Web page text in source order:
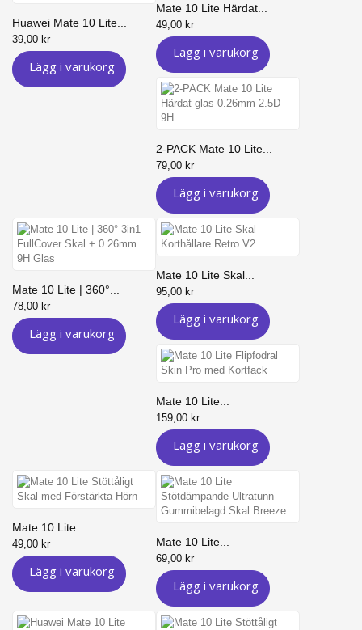
Huawei Mate 10 Lite...
39,00 kr
Lägg i varukorg
Mate 10 Lite Härdat...
49,00 kr
Lägg i varukorg
2-PACK Mate 10 Lite...
79,00 kr
Lägg i varukorg
Mate 10 Lite | 360°...
78,00 kr
Lägg i varukorg
Mate 10 Lite Skal...
95,00 kr
Lägg i varukorg
Mate 10 Lite...
159,00 kr
Lägg i varukorg
Mate 10 Lite...
49,00 kr
Lägg i varukorg
Mate 10 Lite...
69,00 kr
Lägg i varukorg